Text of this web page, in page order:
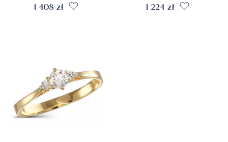
cyrkonią, rozmiar 15,
1 408 zł
10, próba 585
1 224 zł